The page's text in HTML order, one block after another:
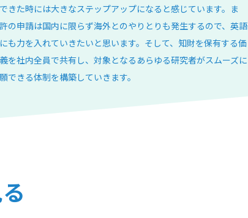
きた時には大きなステップアップになると感じています。ま
の申請は国内に限らず海外とのやりとりも発生するので、英語
も力を入れていきたいと思います。そして、知財を保有する価
を社内全員で共有し、対象となるあらゆる研究者がスムーズに
できる体制を構築していきます。